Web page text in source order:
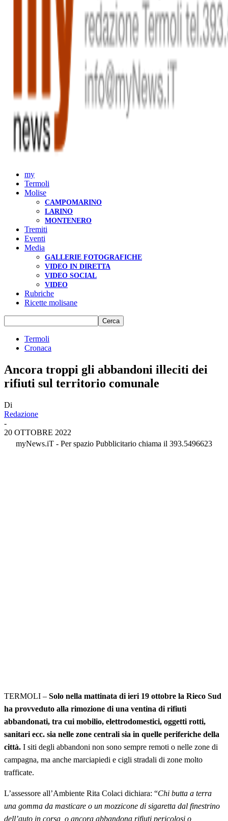
my
Termoli
Molise
CAMPOMARINO
LARINO
MONTENERO
Tremiti
Eventi
Media
GALLERIE FOTOGRAFICHE
VIDEO IN DIRETTA
VIDEO SOCIAL
VIDEO
Rubriche
Ricette molisane
Termoli
Cronaca
Ancora troppi gli abbandoni illeciti dei
rifiuti sul territorio comunale
Di
Redazione
-
20 OTTOBRE 2022
myNews.iT - Per spazio Pubblicitario chiama il 393.5496623
TERMOLI – Solo nella mattinata di ieri 19 ottobre la Rieco Sud
ha provveduto alla rimozione di una ventina di rifiuti
abbandonati, tra cui mobilio, elettrodomestici, oggetti rotti,
sanitari ecc. sia nelle zone centrali sia in quelle periferiche della
città. I siti degli abbandoni non sono sempre remoti o nelle zone di
campagna, ma anche marciapiedi e cigli stradali di zone molto
trafficate.
L’assessore all’Ambiente Rita Colaci dichiara: “Chi butta a terra
una gomma da masticare o un mozzicone di sigaretta dal finestrino
dell’auto in corsa, o ancora abbandona rifiuti pericolosi o